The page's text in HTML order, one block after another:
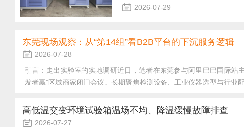
准后，由专业物流车辆发往华东地
障重型设备转运从现场...
2026-07-29
东莞现场观察：从“第14组”看B2B平台的下沉服务逻辑
2026-07-28
引言：走出实验室的实地调研近日，笔者在东莞参与阿里巴巴国际站
发者赢”区域商家闭门会议。长期聚焦检测设备、工业仪器选型与行业
配制造业一线的线下服务能力。本次会议精细化的现场组织形态，也
业带、下沉实体市场的服务逻辑，提供了直观的参考切口。一、现场还
高低温交变环境试验箱温场不均、降温缓慢故障排查
2026-07-27